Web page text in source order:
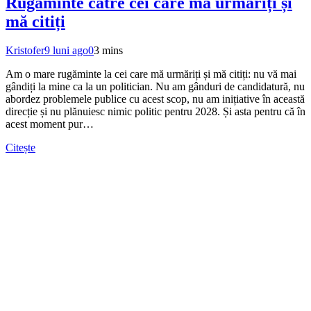
mă citiți
Kristofer9 luni ago03 mins
Am o mare rugăminte la cei care mă urmăriți și mă citiți: nu vă mai
gândiți la mine ca la un politician. Nu am gânduri de candidatură, nu
abordez problemele publice cu acest scop, nu am inițiative în această
direcție și nu plănuiesc nimic politic pentru 2028. Și asta pentru că în
acest moment pur…
Citește